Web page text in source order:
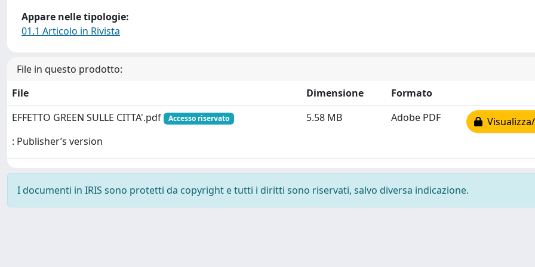
Appare nelle tipologie:
01.1 Articolo in Rivista
File in questo prodotto:
File
Dimensione
Formato
EFFETTO GREEN SULLE CITTA'.pdf
Accesso riservato
: Publisher’s version
5.58 MB Adobe PDF
I documenti in IRIS sono protetti da copyright e tutti i diritti sono riservati, salvo diversa indicazione.